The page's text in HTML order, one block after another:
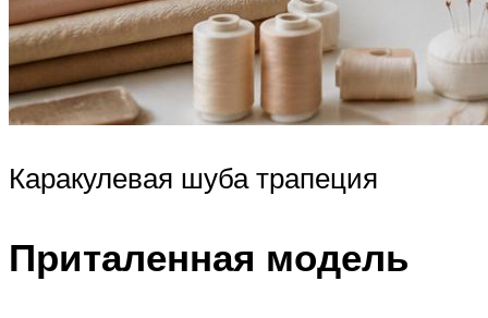
Каракулевая шуба трапеция
Приталенная модель